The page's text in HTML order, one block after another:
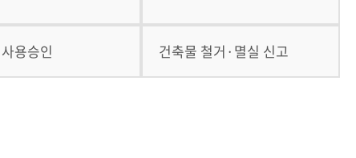
용승인 건축물 철거·멸실 신고